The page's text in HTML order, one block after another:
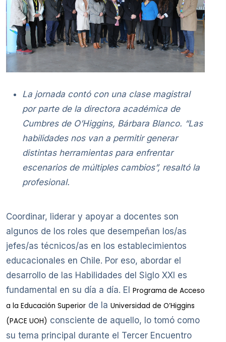
La jornada contó con una clase magistral
por parte de la directora académica de
Cumbres de O’Higgins, Bárbara Blanco. “Las
habilidades nos van a permitir generar
distintas herramientas para enfrentar
escenarios de múltiples cambios”, resaltó la
profesional.
Coordinar, liderar y apoyar a docentes son
algunos de los roles que desempeñan los/as
jefes/as técnicos/as en los establecimientos
educacionales en Chile. Por eso, abordar el
desarrollo de las Habilidades del Siglo XXI es
fundamental en su día a día. El Programa de Acceso
a la Educación Superior de la Universidad de O’Higgins
(PACE UOH) consciente de aquello, lo tomó como
su tema principal durante el Tercer Encuentro